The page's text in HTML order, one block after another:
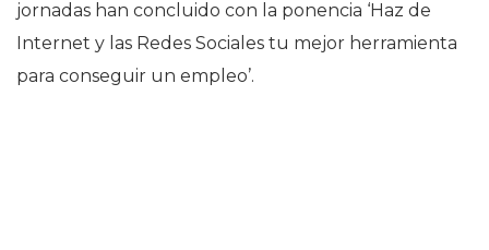
jornadas han concluido con la ponencia ‘Haz de
Internet y las Redes Sociales tu mejor herramienta
para conseguir un empleo’.